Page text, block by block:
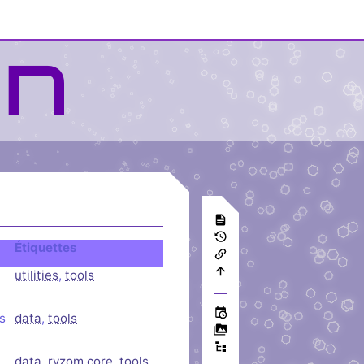
Étiquettes
utilities, tools
data, tools